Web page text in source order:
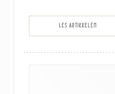
LES ARTIKKELEN